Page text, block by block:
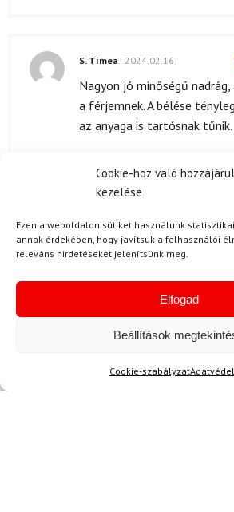
Cookie-hoz való
kezelése
Ezen a weboldalon sütiket használunk
annak érdekében, hogy javítsuk a felhasználói
releváns hirdetéseket jelenítsünk meg.
Elfogad
Beállítások
Cookie-szabályzat
S. Tímea 2024.02.16.
Nagyon jó minőségű
a férjemnek. A bélése
az anyaga is tartósnak tűnik.
Kérdése van?
Kérdése van?